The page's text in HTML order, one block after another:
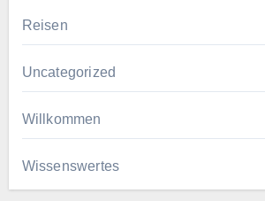
Reisen
Uncategorized
Willkommen
Wissenswertes